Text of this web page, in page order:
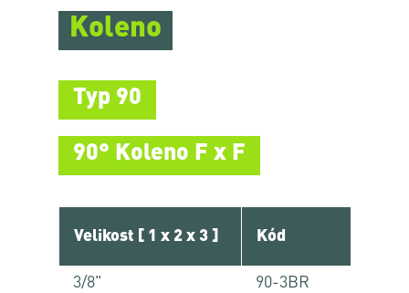
Koleno
Typ 90
90° Koleno F x F
Velikost [ 1 x 2 x 3 ] Kód
3/8"
90-3BR